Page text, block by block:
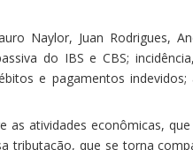
Naylor, Juan Rodrigues,
do IBS e CBS;
e pagamentos indevidos;
atividades econômicas, que
tributação, que se torna